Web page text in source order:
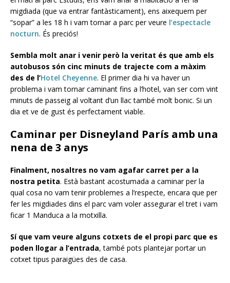
migdiada (que va entrar fantàsticament), ens aixequem per
“sopar” a les 18 h i vam tornar a parc per veure l’espectacle
nocturn. És preciós!
Sembla molt anar i venir però la veritat és que amb els
autobusos són cinc minuts de trajecte com a màxim
des de l’Hotel Cheyenne. El primer dia hi va haver un
problema i vam tornar caminant fins a l’hotel, van ser com vint
minuts de passeig al voltant d’un llac també molt bonic. Si un
dia et ve de gust és perfectament viable.
Caminar per Disneyland París amb una
nena de 3 anys
Finalment, nosaltres no vam agafar carret per a la
nostra petita. Està bastant acostumada a caminar per la
qual cosa no vam tenir problemes a l’respecte, encara que per
fer les migdiades dins el parc vam voler assegurar el tret i vam
ficar 1 Manduca a la motxilla.
Sí que vam veure alguns cotxets de el propi parc que es
poden llogar a l’entrada, també pots plantejar portar un
cotxet tipus paraigües des de casa.